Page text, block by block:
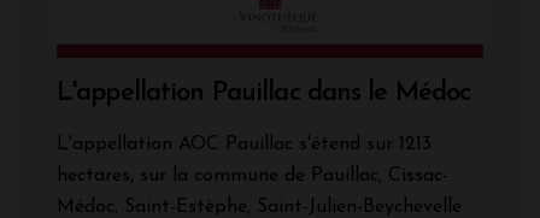
L'appellation Pauillac dans le Médoc
L'appellation AOC Pauillac s'étend sur 1213
hectares, sur la commune de Pauillac, Cissac-
Médoc, Saint-Estèphe, Saint-Julien-Beychevelle